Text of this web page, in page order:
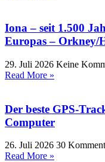
Iona – seit 1.500
Europas – Orkney/
29. Juli 2026 Keine
Read More »
Der beste GPS-
Computer
26. Juli 2026 30
Read More »